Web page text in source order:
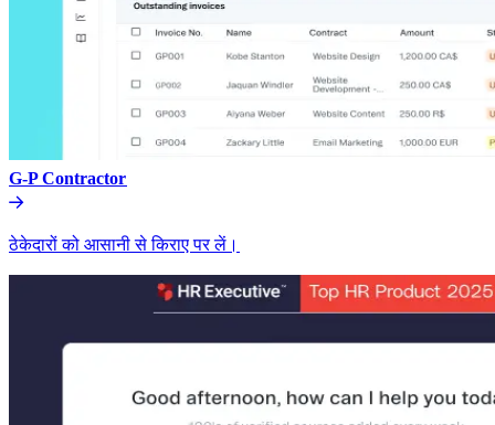
G-P Contractor​​
ठेकेदारों को आसानी से किराए पर लें।​​